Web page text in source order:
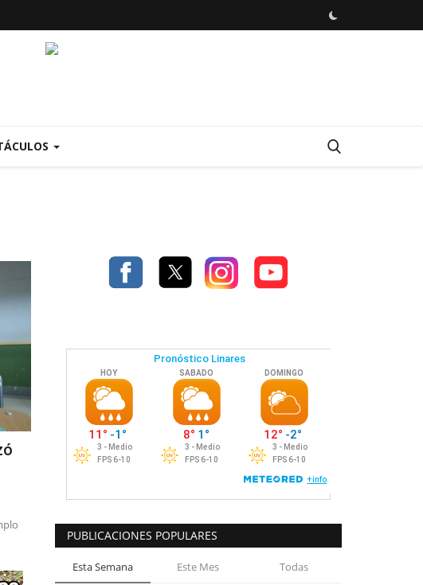
PUBLICACIONES POPULARES
Esta Semana Este Mes Todas